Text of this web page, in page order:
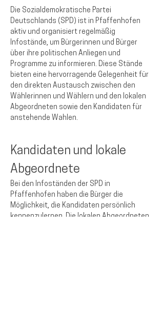
Die Sozialdemokratische Partei
Deutschlands (SPD) ist in Pfaffenhofen
aktiv und organisiert regelmäßig
Infostände, um Bürgerinnen und Bürger
über ihre politischen Anliegen und
Programme zu informieren. Diese Stände
bieten eine hervorragende Gelegenheit für
den direkten Austausch zwischen den
Wählerinnen und Wählern und den lokalen
Abgeordneten sowie den Kandidaten für
anstehende Wahlen.
Kandidaten und lokale
Abgeordnete
Bei den Infoständen der SPD in
Pfaffenhofen haben die Bürger die
Möglichkeit, die Kandidaten persönlich
kennenzulernen. Die lokalen Abgeordneten